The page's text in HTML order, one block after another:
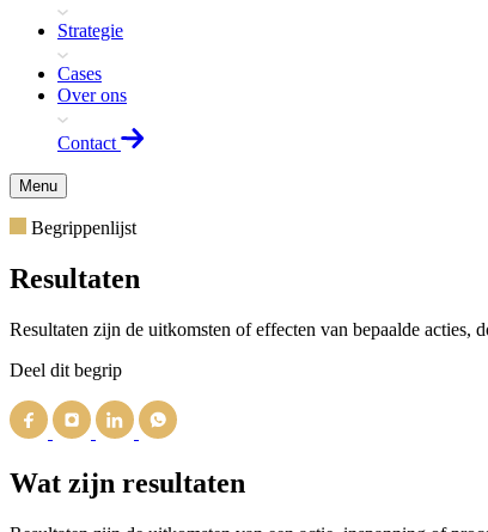
Strategie
Cases
Over ons
Contact
Menu
Begrippenlijst
Resultaten
Resultaten zijn de uitkomsten of effecten van bepaalde
Deel dit begrip
Wat zijn resultaten